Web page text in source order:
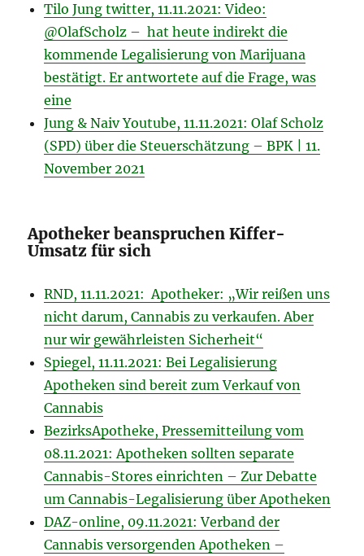
Tilo Jung twitter, 11.11.2021: Video:
@OlafScholz – hat heute indirekt die
kommende Legalisierung von Marijuana
bestätigt. Er antwortete auf die Frage, was
eine
Jung & Naiv Youtube, 11.11.2021: Olaf Scholz
(SPD) über die Steuerschätzung – BPK | 11.
November 2021
Apotheker beanspruchen Kiffer-
Umsatz für sich
RND, 11.11.2021: Apotheker: „Wir reißen uns
nicht darum, Cannabis zu verkaufen. Aber
nur wir gewährleisten Sicherheit“
Spiegel, 11.11.2021: Bei Legalisierung
Apotheken sind bereit zum Verkauf von
Cannabis
BezirksApotheke, Pressemitteilung vom
08.11.2021: Apotheken sollten separate
Cannabis-Stores einrichten – Zur Debatte
um Cannabis-Legalisierung über Apotheken
DAZ-online, 09.11.2021: Verband der
Cannabis versorgenden Apotheken –